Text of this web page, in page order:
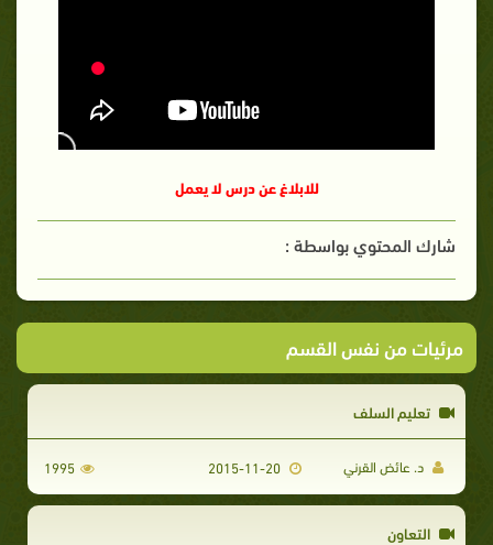
للابلاغ عن درس لا يعمل
شارك المحتوي بواسطة :
مرئيات من نفس القسم
تعليم السلف
د. عائض القرني 1995
التعاون